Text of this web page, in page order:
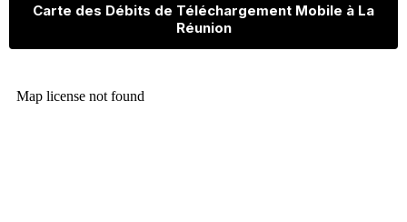
Carte des Débits de Téléchargement Mobile à La
Réunion